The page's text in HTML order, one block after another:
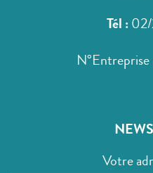
Tél : 02/
Votre